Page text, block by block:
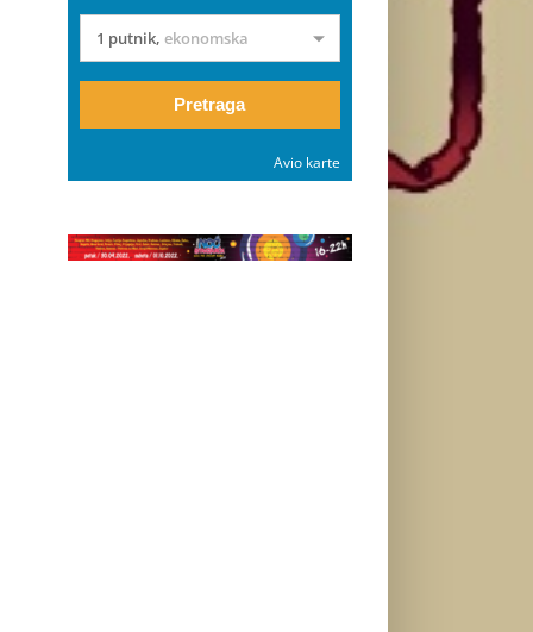
1 putnik, ekonomska
Pretraga
Avio karte